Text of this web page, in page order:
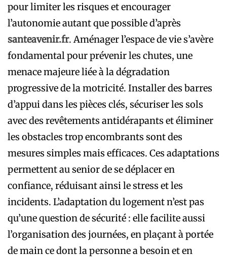
pour limiter les risques et encourager
l’autonomie autant que possible d’après
santeavenir.fr. Aménager l’espace de vie s’avère
fondamental pour prévenir les chutes, une
menace majeure liée à la dégradation
progressive de la motricité. Installer des barres
d’appui dans les pièces clés, sécuriser les sols
avec des revêtements antidérapants et éliminer
les obstacles trop encombrants sont des
mesures simples mais efficaces. Ces adaptations
permettent au senior de se déplacer en
confiance, réduisant ainsi le stress et les
incidents. L’adaptation du logement n’est pas
qu’une question de sécurité : elle facilite aussi
l’organisation des journées, en plaçant à portée
de main ce dont la personne a besoin et en